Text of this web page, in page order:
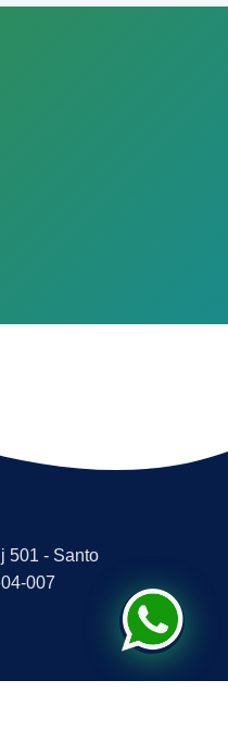
501 - Santo
007